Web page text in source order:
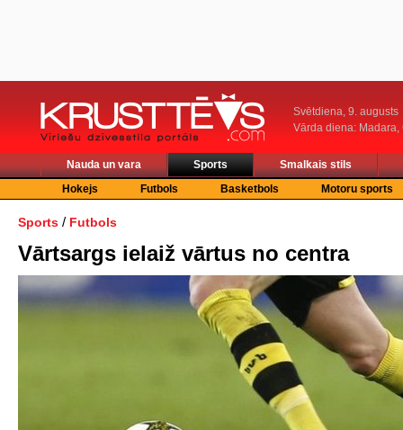
Svētdiena, 9. augusts
Vārda diena: Madara,
Nauda un vara Sports
Smalkais stils
Hokejs
Futbols Basketbols Motoru sports
Sports / Futbols
Vārtsargs ielaiž vārtus no centra